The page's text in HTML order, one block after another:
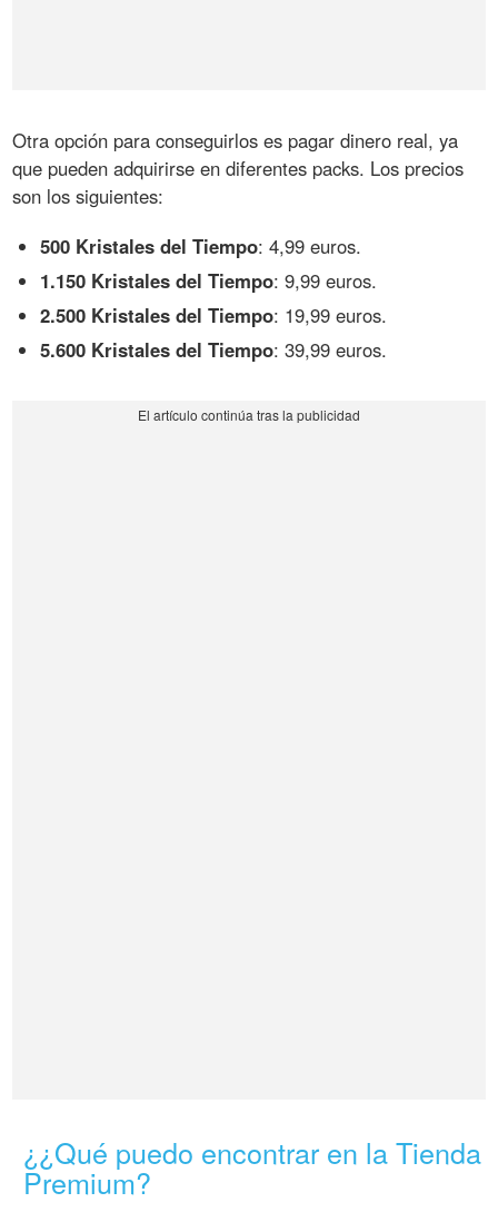
Otra opción para conseguirlos es pagar dinero real, ya
que pueden adquirirse en diferentes packs. Los precios
son los siguientes:
500 Kristales del Tiempo: 4,99 euros.
1.150 Kristales del Tiempo: 9,99 euros.
2.500 Kristales del Tiempo: 19,99 euros.
5.600 Kristales del Tiempo: 39,99 euros.
¿¿Qué puedo encontrar en la Tienda
Premium?